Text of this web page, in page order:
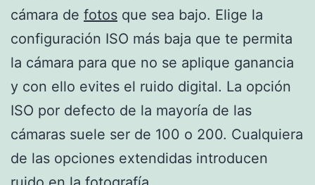
cámara de fotos que sea bajo. Elige la
configuración ISO más baja que te permita
la cámara para que no se aplique ganancia
y con ello evites el ruido digital. La opción
ISO por defecto de la mayoría de las
cámaras suele ser de 100 o 200. Cualquiera
de las opciones extendidas introducen